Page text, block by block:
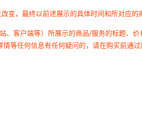
，最终以前述展示的具体时间和所对应的
客户端等）所展示的商品/服务的标题、
等任何信息有任何疑问的，请在购买前通